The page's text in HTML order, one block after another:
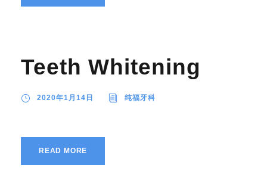
Teeth Whitening
2020年1月14日 纯福牙科
READ MORE